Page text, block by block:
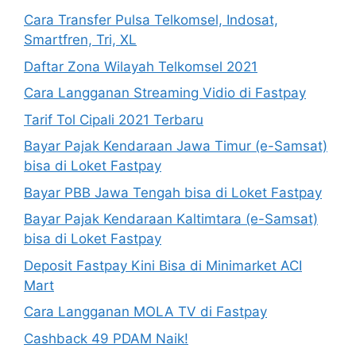
Cara Transfer Pulsa Telkomsel, Indosat,
Smartfren, Tri, XL
Daftar Zona Wilayah Telkomsel 2021
Cara Langganan Streaming Vidio di Fastpay
Tarif Tol Cipali 2021 Terbaru
Bayar Pajak Kendaraan Jawa Timur (e-Samsat)
bisa di Loket Fastpay
Bayar PBB Jawa Tengah bisa di Loket Fastpay
Bayar Pajak Kendaraan Kaltimtara (e-Samsat)
bisa di Loket Fastpay
Deposit Fastpay Kini Bisa di Minimarket ACI
Mart
Cara Langganan MOLA TV di Fastpay
Cashback 49 PDAM Naik!